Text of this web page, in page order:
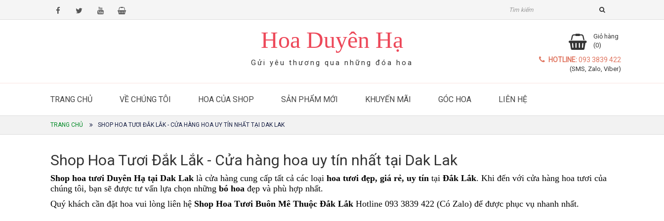
Hoa Duyên Hạ
Gửi yêu thương qua những đóa hoa
Giỏ hàng
(0)
HOTLINE:093 3839 422
(SMS, Zalo, Viber)
TRANG CHỦ VỀ CHÚNG TÔI HOA CỦA SHOP SẢN PHẨM MỚI KHUYẾN MÃI GÓC HOA LIÊN HỆ
TRANG CHỦ SHOP HOA TƯƠI ĐẮK LẮK - CỬA HÀNG HOA UY TÍN NHẤT TẠI DAK LAK
Shop Hoa Tươi Đắk Lắk - Cửa hàng hoa uy tín nhất tại Dak Lak
Shop hoa tươi Duyên Hạ tại Dak Lak là cửa hàng cung cấp tất cả các loại hoa tươi đẹp, giá rẻ, uy tín tại Đắk Lắk. Khi đến với cửa hàng hoa tươi của
chúng tôi, bạn sẽ được tư vấn lựa chọn những bó hoa đẹp và phù hợp nhất.
Quý khách cần đặt hoa vui lòng liên hệ Shop Hoa Tươi Buôn Mê Thuộc Đắk Lắk Hotline 093 3839 422 (Có Zalo) để được phục vụ nhanh nhất.